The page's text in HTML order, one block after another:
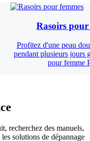
Rasoirs pour
Profitez d'une peau
pendant plusieurs jours
pour femme
recherchez des manuels,
solutions de dépannage